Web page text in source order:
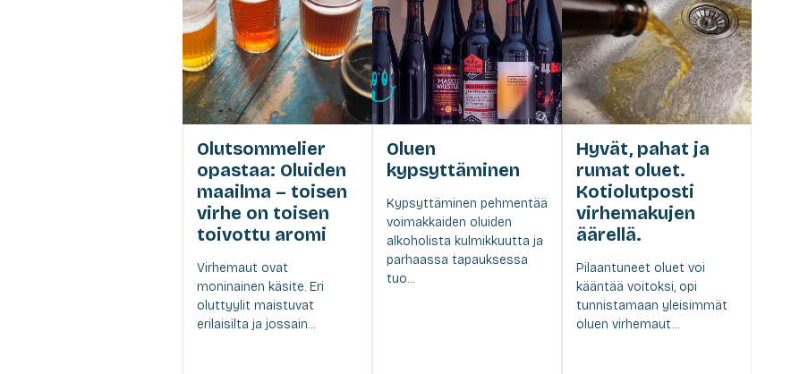
Olutsommelier
opastaa: Oluiden
maailma – toisen
virhe on toisen
toivottu aromi
Virhemaut ovat
moninainen käsite. Eri
oluttyylit maistuvat
erilaisilta ja jossain...
Oluen
kypsyttäminen
Kypsyttäminen pehmentää
voimakkaiden oluiden
alkoholista kulmikkuutta ja
parhaassa tapauksessa
tuo...
Hyvät, pahat ja
rumat oluet.
Kotiolutposti
virhemakujen
äärellä.
Pilaantuneet oluet voi
kääntää voitoksi, opi
tunnistamaan yleisimmät
oluen virhemaut...